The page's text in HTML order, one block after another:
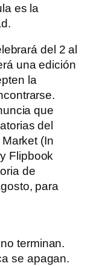
es la
del 2 al
una edición
la
que
del
(In
Flipbook
de
para
terminan.
se apagan.